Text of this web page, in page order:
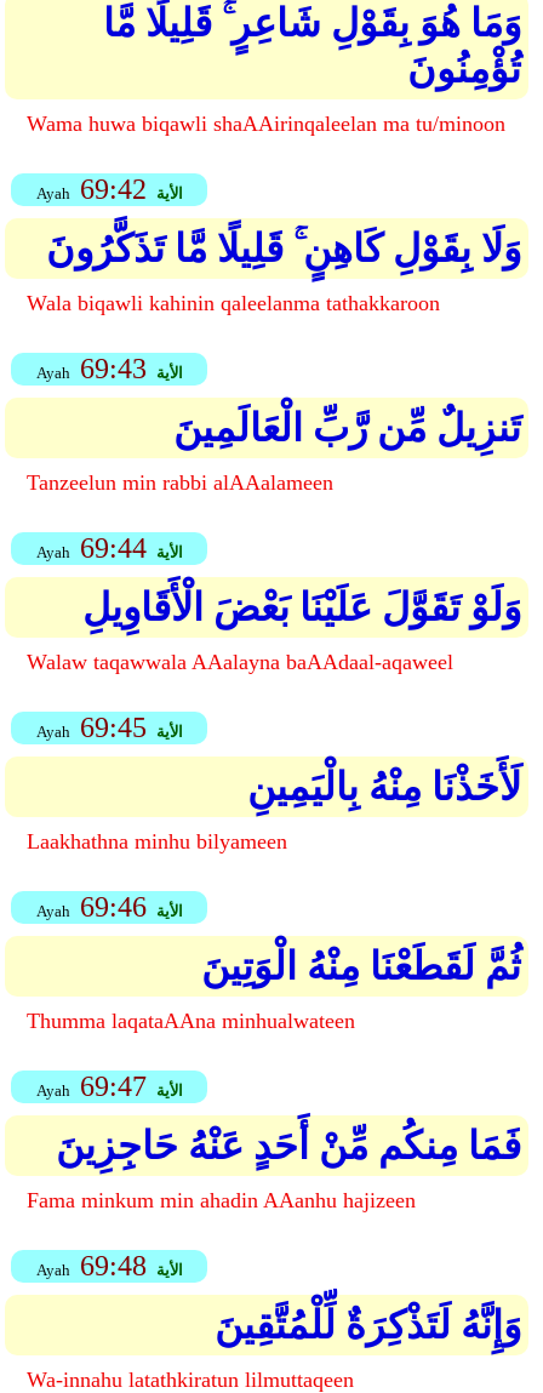
وَمَا هُوَ بِقَوْلِ شَاعِرٍ ۚ قَلِيلًا مَّا
تُؤْمِنُونَ
Wama huwa biqawli shaAAirinqaleelan ma tu/minoon
Ayah 69:42 الأية
وَلَا بِقَوْلِ كَاهِنٍ ۚ قَلِيلًا مَّا تَذَكَّرُونَ
Wala biqawli kahinin qaleelanma tathakkaroon
Ayah 69:43 الأية
تَنزِيلٌ مِّن رَّبِّ الْعَالَمِينَ
Tanzeelun min rabbi alAAalameen
Ayah 69:44 الأية
وَلَوْ تَقَوَّلَ عَلَيْنَا بَعْضَ الْأَقَاوِيلِ
Walaw taqawwala AAalayna baAAdaal-aqaweel
Ayah 69:45 الأية
لَأَخَذْنَا مِنْهُ بِالْيَمِينِ
Laakhathna minhu bilyameen
Ayah 69:46 الأية
ثُمَّ لَقَطَعْنَا مِنْهُ الْوَتِينَ
Thumma laqataAAna minhualwateen
Ayah 69:47 الأية
فَمَا مِنكُم مِّنْ أَحَدٍ عَنْهُ حَاجِزِينَ
Fama minkum min ahadin AAanhu hajizeen
Ayah 69:48 الأية
وَإِنَّهُ لَتَذْكِرَةٌ لِّلْمُتَّقِينَ
Wa-innahu latathkiratun lilmuttaqeen